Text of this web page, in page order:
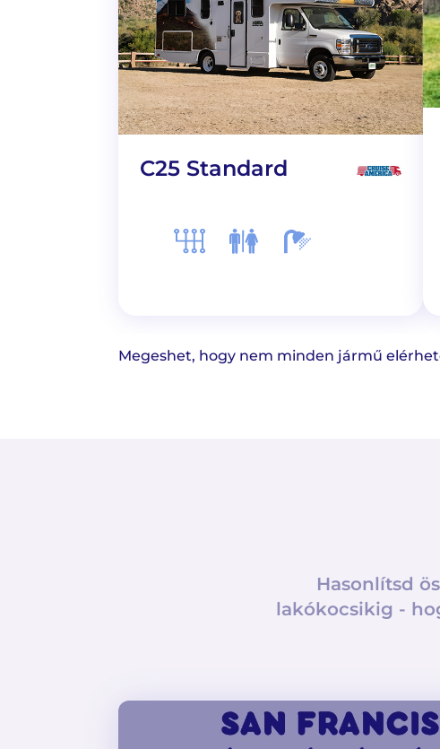
C25 Standard
Megeshet, hogy nem minden jármű
Hasonlítsd
lakókocsikig -